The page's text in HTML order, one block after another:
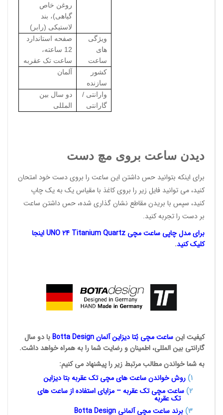
روغن خاص
گیاهی)، بند
لاستیکی (رابر)
ویژگی
های
ساعت
صفحه استاندارد
12 ساعته،
ساعت تک عقربه
کشور
سازنده
آلمان
وارانتی /
گارانتی
دو سال بین
المللی
دیدن ساعت بروی مچ دست
برای اینکه بتوانید حس داشتن این ساعت را بروی دست خود امتحان
کنید، می توانید فایل زیر را بروی کاغذ با مقیاس یک به یک چاپ
کنید، سپس با بریدن مقاطع نشان گذاری شده، حس داشتن ساعت
بر دست را تجربه کنید.
برای مدل چاپی ساعت مچی UNO 24 Titanium Quartz اینجا
کلیک کنید.
کیفیت اینساعت مچی بُتادیزاین آلمانBotta Designبا دو سال
گارانتی بین المللی، اطمینان و رضایت شما را به همراه خواهد داشت.
به شما خواندن مطالب مرتبط زیر را پیشنهاد می کنیم:
1
)روش خواندن ساعت های مچی تکعقربه بتا دیزاین
2) ساعت مچی تک عقربه – مزایای استفاده از ساعت های
تک عقربه
3
)برند ساعت مچی آلمانی Botta Design